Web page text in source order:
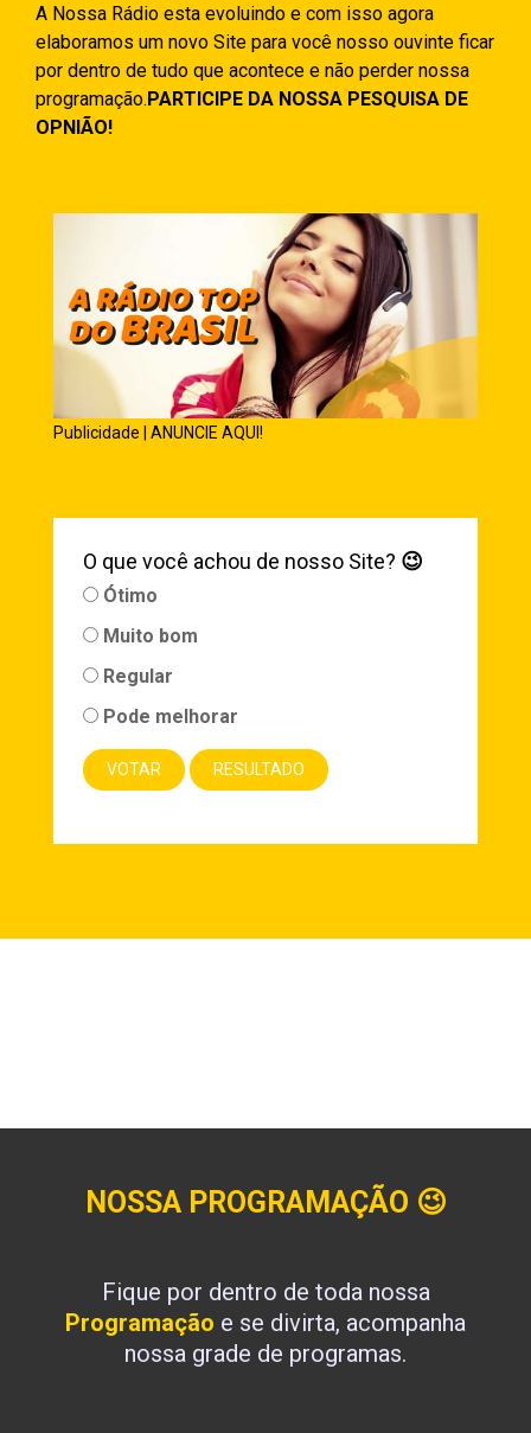
A Nossa Rádio esta evoluindo e com isso agora
elaboramos um novo Site para você nosso ouvinte ficar
por dentro de tudo que acontece e não perder nossa
programação.PARTICIPE DA NOSSA PESQUISA DE
OPNIÃO!
Publicidade | ANUNCIE AQUI!
O que você achou de nosso Site? 😉
Ótimo
Muito bom
Regular
Pode melhorar
NOSSA PROGRAMAÇÃO 😉
Fique por dentro de toda nossa
Programação e se divirta, acompanha
nossa grade de programas.